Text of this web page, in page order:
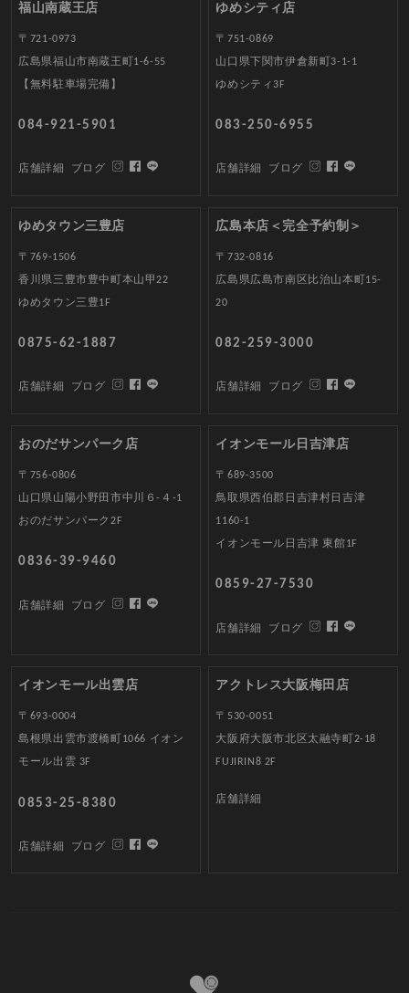
福山南蔵王店
〒721-0973
広島県福山市南蔵王町1-6-55
【無料駐車場完備】
084-921-5901
店舗詳細 ブログ
ゆめシティ店
〒751-0869
山口県下関市伊倉新町3-1-1
ゆめシティ3F
083-250-6955
店舗詳細 ブログ
ゆめタウン三豊店
〒769-1506
香川県三豊市豊中町本山甲22
ゆめタウン三豊1F
0875-62-1887
店舗詳細 ブログ
広島本店＜完全予約制＞
〒732-0816
広島県広島市南区比治山本町15-
20
082-259-3000
店舗詳細 ブログ
おのだサンパーク店
〒756-0806
山口県山陽小野田市中川６-４-1
おのだサンパーク2F
0836-39-9460
店舗詳細 ブログ
イオンモール日吉津店
〒689-3500
鳥取県西伯郡日吉津村日吉津
1160-1
イオンモール日吉津 東館1F
0859-27-7530
店舗詳細 ブログ
イオンモール出雲店
〒693-0004
島根県出雲市渡橋町1066 イオン
モール出雲 3F
0853-25-8380
店舗詳細 ブログ
アクトレス大阪梅田店
〒530-0051
大阪府大阪市北区太融寺町2-18
FUJIRIN8 2F
店舗詳細